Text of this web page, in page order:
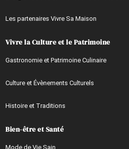
Les partenaires Vivre Sa Maison
Vivre la Culture et le Patrimoine
Gastronomie et Patrimoine Culinaire
Culture et Évènements Culturels
Histoire et Traditions
Bien-être et Santé
Mode de Vie Sain